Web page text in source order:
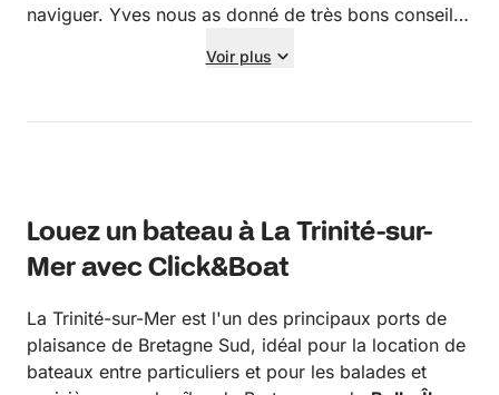
naviguer. Yves nous as donné de très bons conseils
nous a bien accueilli, tout était parfait... Vous allez
Voir plus
Louez un bateau à La Trinité-sur-
Mer avec Click&Boat
La Trinité-sur-Mer est l'un des principaux ports de
plaisance de Bretagne Sud, idéal pour la location de
bateaux entre particuliers et pour les balades et